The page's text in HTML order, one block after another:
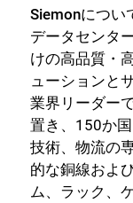
Siemonについ
データセンタ
けの高品質・
ューションと
業界リーダー
置き、150か
技術、物流の
的な銅線およ
ム、ラック、